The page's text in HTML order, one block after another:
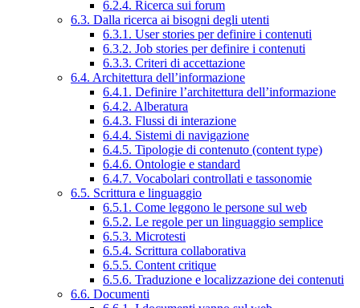
6.2.4. Ricerca sui forum
6.3. Dalla ricerca ai bisogni degli utenti
6.3.1. User stories per definire i contenuti
6.3.2. Job stories per definire i contenuti
6.3.3. Criteri di accettazione
6.4. Architettura dell’informazione
6.4.1. Definire l’architettura dell’informazione
6.4.2. Alberatura
6.4.3. Flussi di interazione
6.4.4. Sistemi di navigazione
6.4.5. Tipologie di contenuto (content type)
6.4.6. Ontologie e standard
6.4.7. Vocabolari controllati e tassonomie
6.5. Scrittura e linguaggio
6.5.1. Come leggono le persone sul web
6.5.2. Le regole per un linguaggio semplice
6.5.3. Microtesti
6.5.4. Scrittura collaborativa
6.5.5. Content critique
6.5.6. Traduzione e localizzazione dei contenuti
6.6. Documenti